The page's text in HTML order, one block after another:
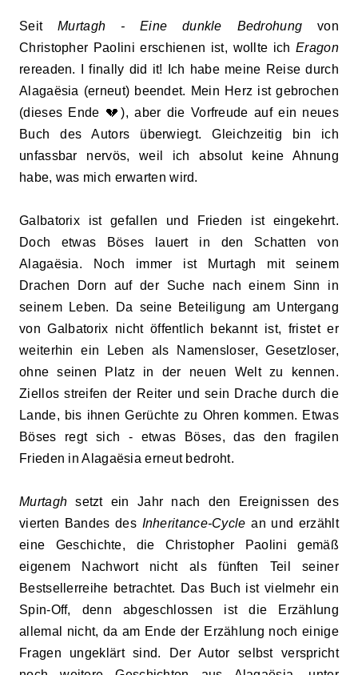
Seit Murtagh - Eine dunkle Bedrohung von
Christopher Paolini erschienen ist, wollte ichEragon
rereaden. I finally did it! Ich habe meine Reise durch
Alagaësia (erneut) beendet. Mein Herz ist gebrochen
(dieses Ende 💔), aber die Vorfreude auf ein neues
Buch des Autors überwiegt. Gleichzeitig bin ich
unfassbar nervös, weil ich absolut keine Ahnung
habe, was mich erwarten wird.
Galbatorix ist gefallen und Frieden ist eingekehrt.
Doch etwas Böses lauert in den Schatten von
Alagaësia. Noch immer ist Murtagh mit seinem
Drachen Dorn auf der Suche nach einem Sinn in
seinem Leben. Da seine Beteiligung am Untergang
von Galbatorix nicht öffentlich bekannt ist, fristet er
weiterhin ein Leben als Namensloser, Gesetzloser,
ohne seinen Platz in der neuen Welt zu kennen.
Ziellos streifen der Reiter und sein Drache durch die
Lande, bis ihnen Gerüchte zu Ohren kommen. Etwas
Böses regt sich - etwas Böses, das den fragilen
Frieden in Alagaësia erneut bedroht.
Murtagh setzt ein Jahr nach den Ereignissen des
vierten Bandes des Inheritance-Cycle an und erzählt
eine Geschichte, die Christopher Paolini gemäß
eigenem Nachwort nicht als fünften Teil seiner
Bestsellerreihe betrachtet. Das Buch ist vielmehr ein
Spin-Off, denn abgeschlossen ist die Erzählung
allemal nicht, da am Ende der Erzählung noch einige
Fragen ungeklärt sind. Der Autor selbst verspricht